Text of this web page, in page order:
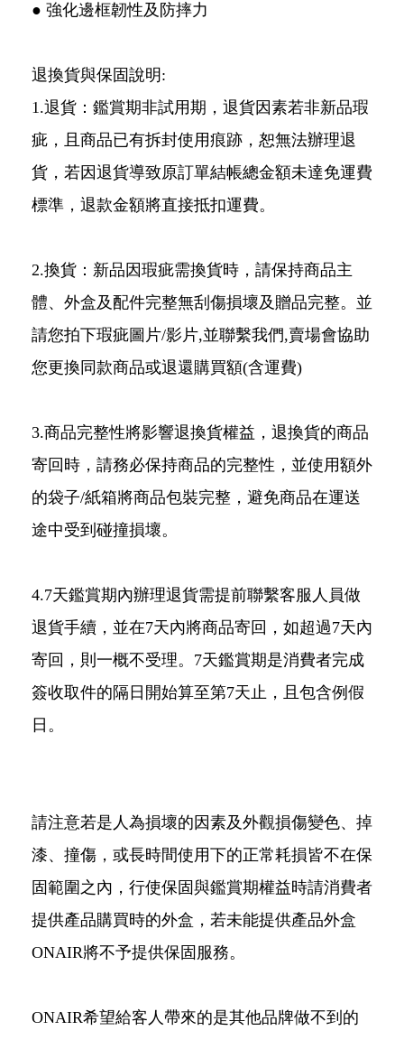
● 強化邊框韌性及防摔力
退換貨與保固說明:
1.退貨：鑑賞期非試用期，退貨因素若非新品瑕
疵，且商品已有拆封使用痕跡，恕無法辦理退
貨，若因退貨導致原訂單結帳總金額未達免運費
標準，退款金額將直接抵扣運費。
2.換貨：新品因瑕疵需換貨時，請保持商品主
體、外盒及配件完整無刮傷損壞及贈品完整。並
請您拍下瑕疵圖片/影片,並聯繫我們,賣場會協助
您更換同款商品或退還購買額(含運費)
3.商品完整性將影響退換貨權益，退換貨的商品
寄回時，請務必保持商品的完整性，並使用額外
的袋子/紙箱將商品包裝完整，避免商品在運送
途中受到碰撞損壞。
4.7天鑑賞期內辦理退貨需提前聯繫客服人員做
退貨手續，並在7天內將商品寄回，如超過7天內
寄回，則一概不受理。7天鑑賞期是消費者完成
簽收取件的隔日開始算至第7天止，且包含例假
日。
請注意若是人為損壞的因素及外觀損傷變色、掉
漆、撞傷，或長時間使用下的正常耗損皆不在保
固範圍之內，行使保固與鑑賞期權益時請消費者
提供產品購買時的外盒，若未能提供產品外盒
ONAIR將不予提供保固服務。
ONAIR希望給客人帶來的是其他品牌做不到的